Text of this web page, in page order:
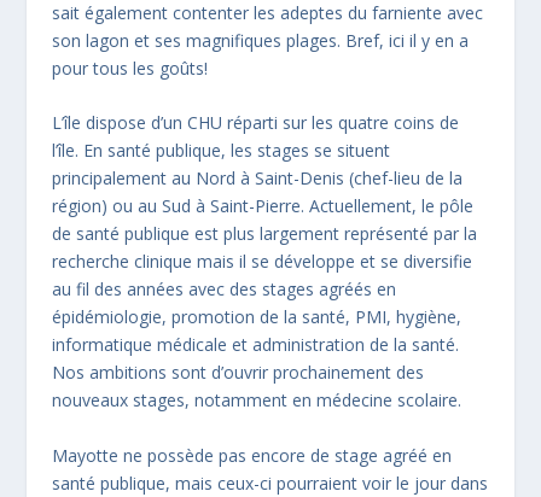
sait également contenter les adeptes du farniente avec
son lagon et ses magnifiques plages. Bref, ici il y en a
pour tous les goûts!
L’île dispose d’un CHU réparti sur les quatre coins de
l’île. En santé publique, les stages se situent
principalement au Nord à Saint-Denis (chef-lieu de la
région) ou au Sud à Saint-Pierre. Actuellement, le pôle
de santé publique est plus largement représenté par la
recherche clinique mais il se développe et se diversifie
au fil des années avec des stages agréés en
épidémiologie, promotion de la santé, PMI, hygiène,
informatique médicale et administration de la santé.
Nos ambitions sont d’ouvrir prochainement des
nouveaux stages, notamment en médecine scolaire.
Mayotte ne possède pas encore de stage agréé en
santé publique, mais ceux-ci pourraient voir le jour dans